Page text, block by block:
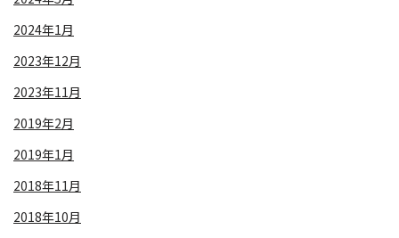
2024年1月
2023年12月
2023年11月
2019年2月
2019年1月
2018年11月
2018年10月